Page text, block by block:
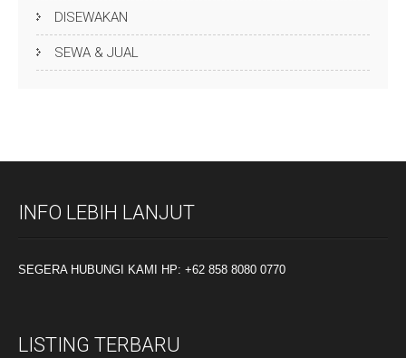
DISEWAKAN
SEWA & JUAL
INFO LEBIH LANJUT
SEGERA HUBUNGI KAMI HP: +62 858 8080 0770
LISTING TERBARU